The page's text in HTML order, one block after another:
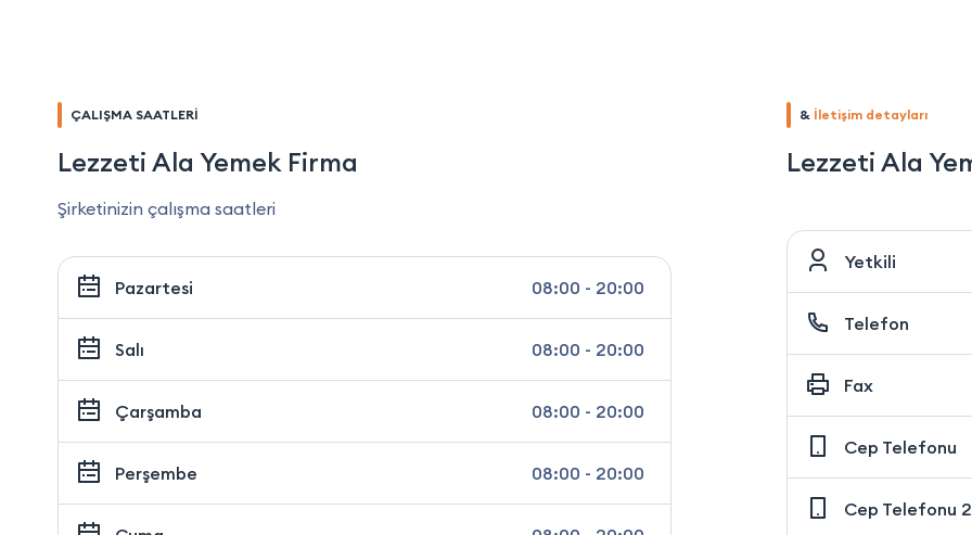
ÇALIŞMA SAATLERİ
Lezzeti Ala Yemek Firma
Şirketinizin çalışma saatleri
Pazartesi 08:00 - 20:00
Salı 08:00 - 20:00
Çarşamba 08:00 - 20:00
Perşembe 08:00 - 20:00
& İletişim detayları
Lezzeti Ala
Yetkili
Telefon
Fax
Cep Telefonu
Cep Telefonu 2